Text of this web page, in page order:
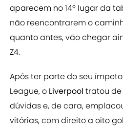
aparecem no 14º lugar da
não reencontrarem o
quanto antes, vão chegar
Z4.
Após ter parte do seu
League, o Liverpool tratou
dúvidas e, de cara,
vitórias, com direito a oito